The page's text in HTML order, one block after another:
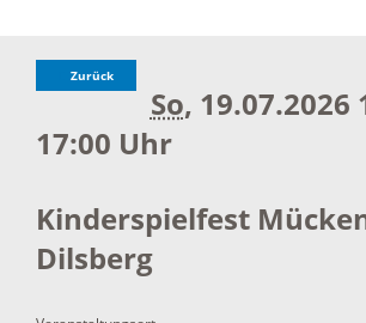
Zurück
So, 19.07.2026
17:00 Uhr
Kinderspielfest
Dilsberg